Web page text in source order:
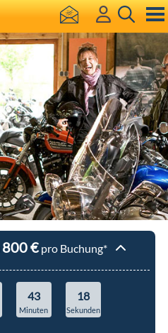
800 € pro Buchung*
43
Minuten
18
Sekunden